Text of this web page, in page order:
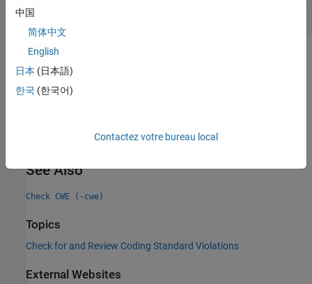
Check Information
PQL Name:
Introduced in R2024a
See Also
Check CWE (-cwe)
Topics
Check for and Review Coding Standard Violations
External Websites
中国
简体中文
English
日本 (日本語)
한국 (한국어)
Contactez votre bureau local